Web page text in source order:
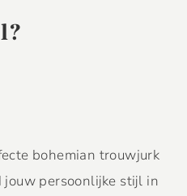
bohemian trouwjurk
persoonlijke stijl in